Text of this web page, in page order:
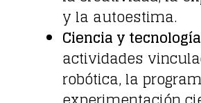
y la autoestima.
Ciencia y tecnología
actividades
robótica, la